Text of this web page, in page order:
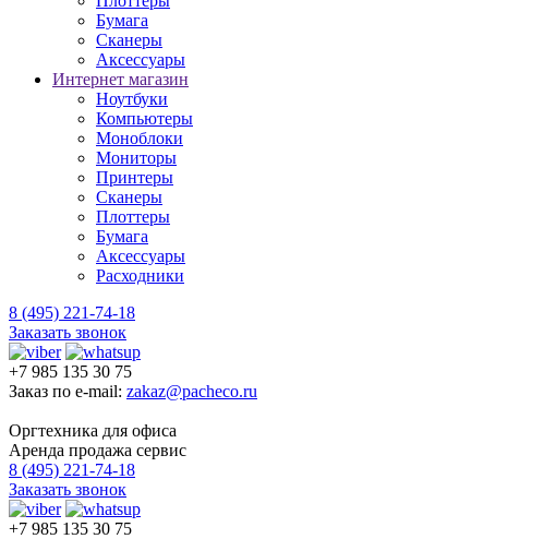
Бумага
Сканеры
Аксессуары
Интернет магазин
Ноутбуки
Компьютеры
Моноблоки
Мониторы
Принтеры
Сканеры
Плоттеры
Бумага
Аксессуары
Расходники
8 (495) 221-74-18
Заказать звонок
+7 985 135 30 75
Заказ по e-mail: zakaz@pacheco.ru
Оргтехника для офиса
Аренда продажа сервис
8 (495) 221-74-18
Заказать звонок
+7 985 135 30 75